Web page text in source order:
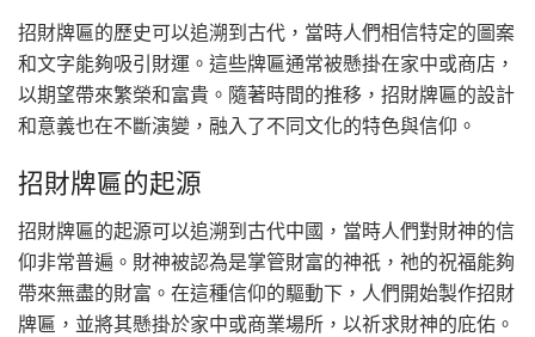
招財牌匾的歷史可以追溯到古代，當時人們相信特定的圖案
和文字能夠吸引財運。這些牌匾通常被懸掛在家中或商店，
以期望帶來繁榮和富貴。隨著時間的推移，招財牌匾的設計
和意義也在不斷演變，融入了不同文化的特色與信仰。
招財牌匾的起源
招財牌匾的起源可以追溯到古代中國，當時人們對財神的信
仰非常普遍。財神被認為是掌管財富的神祇，祂的祝福能夠
帶來無盡的財富。在這種信仰的驅動下，人們開始製作招財
牌匾，並將其懸掛於家中或商業場所，以祈求財神的庇佑。